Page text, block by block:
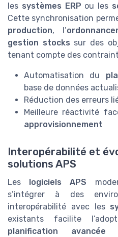
les systèmes ERP ou les
Cette synchronisation
production, l’
gestion stocks sur des
tenant compte des
Automatisation du
base de données
Réduction des erreurs
Meilleure réactivité
approvisionnement
Interopérabilité et
solutions APS
Les logiciels APS
s’intégrer à des
interopérabilité avec les
existants facilite
planification avancée